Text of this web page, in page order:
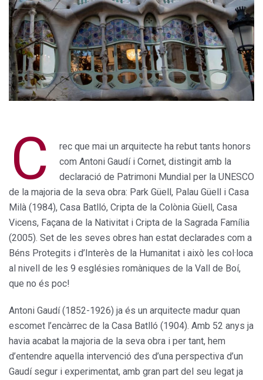
C
rec que mai un arquitecte ha rebut tants honors
com Antoni Gaudí i Cornet, distin­git amb la
declaració de Patrimoni Mundial per la UNESCO
de la majo­ria de la seva obra: Park Güell, Palau Güell i Casa
Milà (1984), Casa Bat­lló, Cripta de la Colònia Güell, Casa
Vicens, Façana de la Nativitat i Cripta de la Sagrada Família
(2005). Set de les seves obres han estat declarades com a
Béns Protegits i d’Interès de la Humanitat i això les col·loca
al nivell de les 9 esglésies romàniques de la Vall de Boí,
que no és poc!
Antoni Gaudí (1852-1926) ja és un arquitecte madur quan
escomet l’encàrrec de la Casa Batlló (1904). Amb 52 anys ja
havia acabat la majoria de la seva obra i per tant, hem
d’entendre aquella intervenció des d’una perspectiva d’un
Gaudí segur i experimentat, amb gran part del seu legat ja